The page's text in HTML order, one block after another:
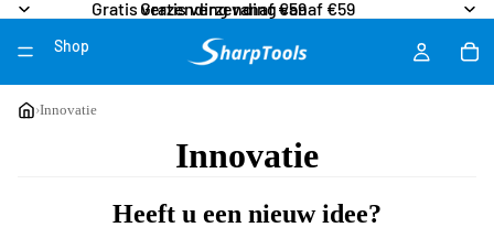
Gratis verzending vanaf €59
Gratis verzending vanaf €59
Shop
›Innovatie
Innovatie
Heeft u een nieuw idee?